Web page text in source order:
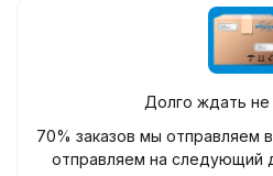
Долго ждать не
70% заказов мы отправляем
отправляем на следующий